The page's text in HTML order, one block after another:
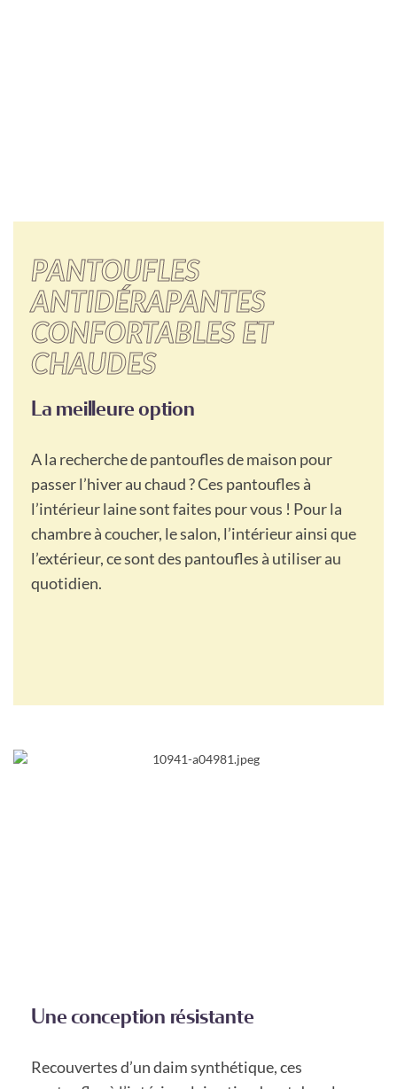
PANTOUFLES
ANTIDÉRAPANTES
CONFORTABLES ET
CHAUDES
La meilleure option
A la recherche de pantoufles de maison pour
passer l’hiver au chaud ? Ces pantoufles à
l’intérieur laine sont faites pour vous ! Pour la
chambre à coucher, le salon, l’intérieur ainsi que
l’extérieur, ce sont des pantoufles à utiliser au
quotidien.
Une conception résistante
Recouvertes d’un daim synthétique, ces